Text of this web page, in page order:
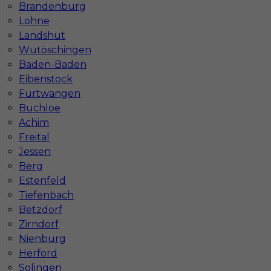
Brandenburg
Lohne
Landshut
Wutöschingen
Baden-Baden
Eibenstock
Furtwangen
Buchloe
Achim
Freital
Jessen
Berg
Estenfeld
Tiefenbach
Betzdorf
Zirndorf
Nienburg
Herford
Solingen
Mapa ofert pracy
Mapa kategorii
Informacje w sprawie pracy
Telefon:793-577-977
Dane firmy
In-Serv Team Sp. z o.o.